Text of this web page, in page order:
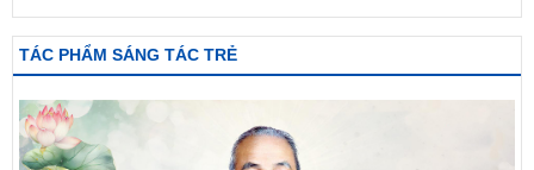
TÁC PHẨM SÁNG TÁC TRẺ